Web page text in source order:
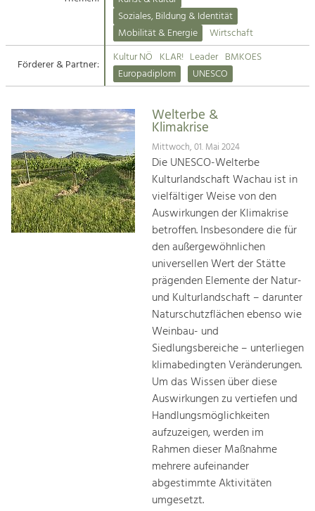
Suche
Impressum
Kontakt
Angebotsentwicklung und
Handwerk, Wissenschaft und Forschung.
Soziales, Bildung &
Identität
Gleichberechtigung, Jugend und
Integration
Mobilität & Energie
Klimawandel, öffentlicher Verkehr und
Steigerung regionaler Wertschöpfung
Soziales, Bildung & Identität
Mobilität & Energie
Wirtschaft
Förderer & Partner:
Kultur NÖ KLAR! Leader BMKOES
Europadiplom
UNESCO
Welterbe &
Klimakrise
Mittwoch, 01. Mai 2024
Die UNESCO-Welterbe
Kulturlandschaft Wachau ist in
vielfältiger Weise von den
Auswirkungen der Klimakrise
betroffen. Insbesondere die für
den außergewöhnlichen
universellen Wert der Stätte
prägenden Elemente der Natur-
und Kulturlandschaft – darunter
Naturschutzflächen ebenso wie
Weinbau- und
Siedlungsbereiche – unterliegen
klimabedingten Veränderungen.
Um das Wissen über diese
Auswirkungen zu vertiefen und
Handlungsmöglichkeiten
aufzuzeigen, werden im
Rahmen dieser Maßnahme
mehrere aufeinander
abgestimmte Aktivitäten
umgesetzt.